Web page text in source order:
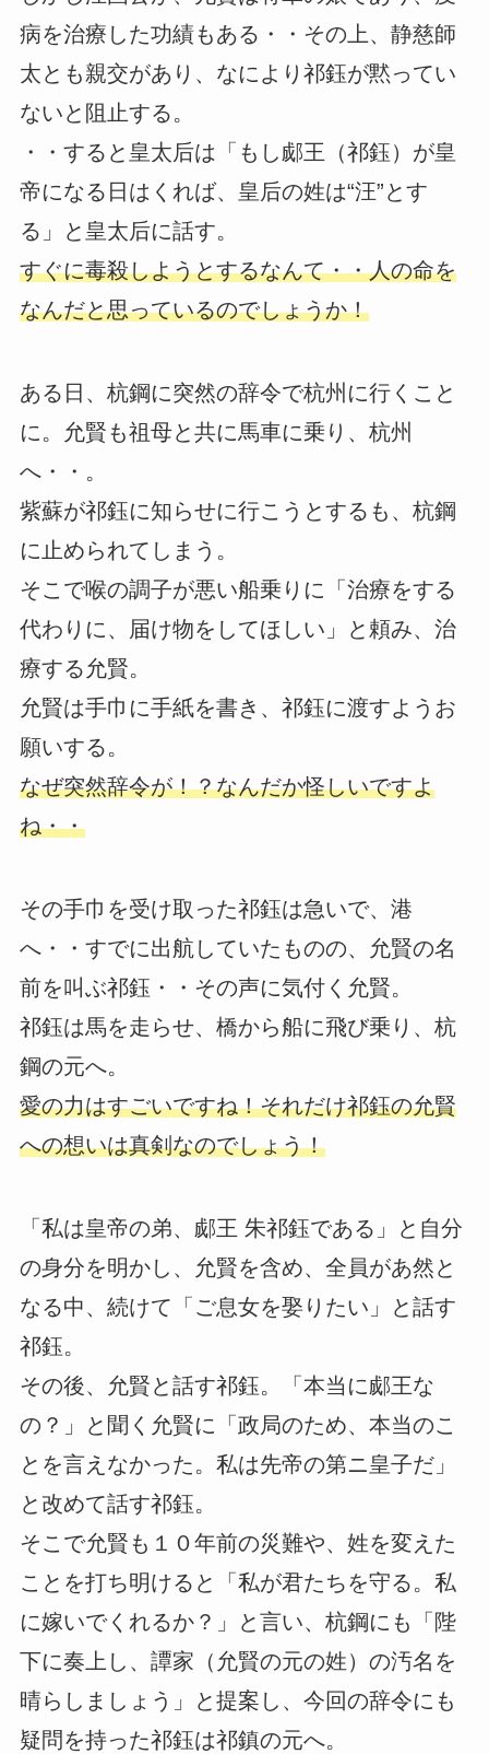
病を治療した功績もある・・その上、静慈師
太とも親交があり、なにより祁鈺が黙ってい
ないと阻止する。
・・すると皇太后は「もし郕王（祁鈺）が皇
帝になる日はくれば、皇后の姓は“汪”とす
る」と皇太后に話す。
すぐに毒殺しようとするなんて・・人の命を
なんだと思っているのでしょうか！
ある日、杭鋼に突然の辞令で杭州に行くこと
に。允賢も祖母と共に馬車に乗り、杭州
へ・・。
紫蘇が祁鈺に知らせに行こうとするも、杭鋼
に止められてしまう。
そこで喉の調子が悪い船乗りに「治療をする
代わりに、届け物をしてほしい」と頼み、治
療する允賢。
允賢は手巾に手紙を書き、祁鈺に渡すようお
願いする。
なぜ突然辞令が！？なんだか怪しいですよ
ね・・
その手巾を受け取った祁鈺は急いで、港
へ・・すでに出航していたものの、允賢の名
前を叫ぶ祁鈺・・その声に気付く允賢。
祁鈺は馬を走らせ、橋から船に飛び乗り、杭
鋼の元へ。
愛の力はすごいですね！それだけ祁鈺の允賢
への想いは真剣なのでしょう！
「私は皇帝の弟、郕王 朱祁鈺である」と自分
の身分を明かし、允賢を含め、全員があ然と
なる中、続けて「ご息女を娶りたい」と話す
祁鈺。
その後、允賢と話す祁鈺。「本当に郕王な
の？」と聞く允賢に「政局のため、本当のこ
とを言えなかった。私は先帝の第ニ皇子だ」
と改めて話す祁鈺。
そこで允賢も１０年前の災難や、姓を変えた
ことを打ち明けると「私が君たちを守る。私
に嫁いでくれるか？」と言い、杭鋼にも「陛
下に奏上し、譚家（允賢の元の姓）の汚名を
晴らしましょう」と提案し、今回の辞令にも
疑問を持った祁鈺は祁鎮の元へ。